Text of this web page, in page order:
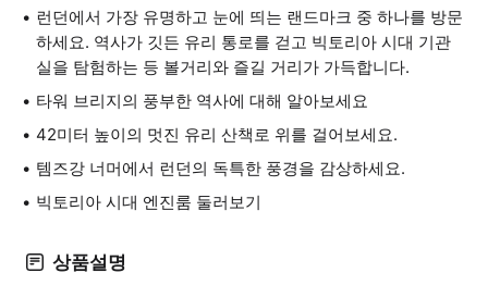
런던에서 가장 유명하고 눈에 띄는 랜드마크 중 하나를 방문
하세요. 역사가 깃든 유리 통로를 걷고 빅토리아 시대 기관
실을 탐험하는 등 볼거리와 즐길 거리가 가득합니다.
타워 브리지의 풍부한 역사에 대해 알아보세요
42미터 높이의 멋진 유리 산책로 위를 걸어보세요.
템즈강 너머에서 런던의 독특한 풍경을 감상하세요.
빅토리아 시대 엔진룸 둘러보기
상품설명